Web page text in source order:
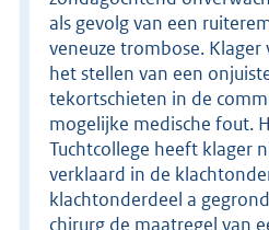
als gevolg van een
veneuze trombose.
het stellen van een
tekortschieten in de
mogelijke medische fout.
Tuchtcollege heeft klager
verklaard in de
klachtonderdeel a
chirurg de maatregel van